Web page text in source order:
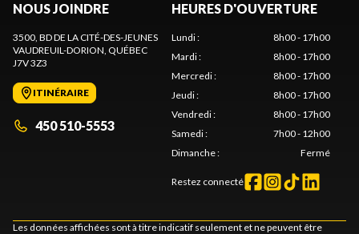
NOUS JOINDRE
3500, BD DE LA CITÉ-DES-JEUNES
VAUDREUIL-DORION, QUÉBEC
J7V 3Z3
ITINÉRAIRE
450 510-5553
HEURES D'OUVERTURE
Lundi:
8h00 - 17h00
Mardi:
8h00 - 17h00
Mercredi:
8h00 - 17h00
Jeudi:
8h00 - 17h00
Vendredi:
8h00 - 17h00
Samedi:
7h00 - 12h00
Dimanche: Fermé
Restez connecté
Les données affichées sont à titre indicatif seulement et ne peuvent être